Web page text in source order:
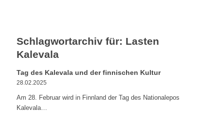
Schlagwortarchiv für: Lasten
Kalevala
Tag des Kalevala und der finnischen Kultur
28.02.2025
Am 28. Februar wird in Finnland der Tag des Nationalepos
Kalevala…